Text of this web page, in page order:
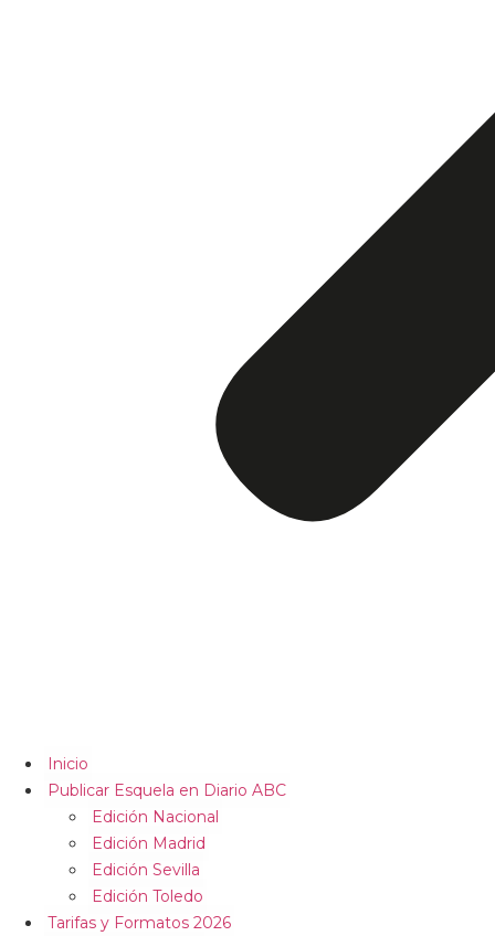
Inicio
Publicar Esquela en Diario ABC
Edición Nacional
Edición Madrid
Edición Sevilla
Edición Toledo
Tarifas y Formatos 2026